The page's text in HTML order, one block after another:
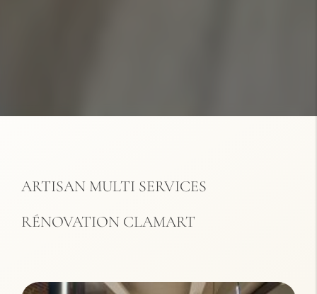
ARTISAN MULTI SERVICES
RÉNOVATION CLAMART